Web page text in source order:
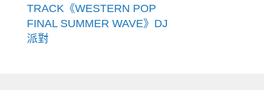
TRACK《WESTERN POP
FINAL SUMMER WAVE》DJ
派對